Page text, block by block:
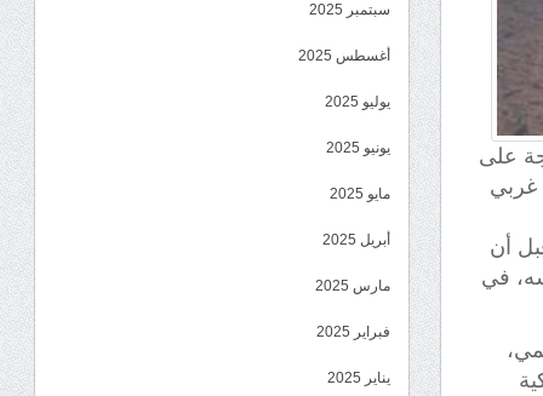
على
غربي
أن
في
سبتمبر 2025
أغسطس 2025
يوليو 2025
يونيو 2025
مايو 2025
أبريل 2025
مارس 2025
فبراير 2025
يناير 2025